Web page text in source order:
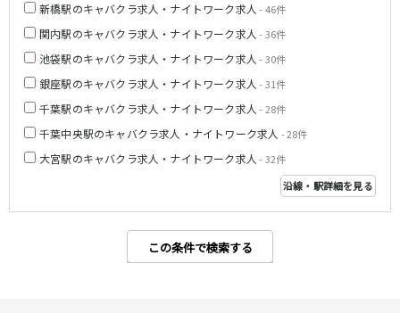
新橋駅のキャバクラ求人・ナイトワーク求人 - 46件
関内駅のキャバクラ求人・ナイトワーク求人 - 36件
池袋駅のキャバクラ求人・ナイトワーク求人 - 30件
銀座駅のキャバクラ求人・ナイトワーク求人 - 31件
千葉駅のキャバクラ求人・ナイトワーク求人 - 28件
千葉中央駅のキャバクラ求人・ナイトワーク求人 - 28件
大宮駅のキャバクラ求人・ナイトワーク求人 - 32件
沿線・駅詳細を見る
この条件で検索する
関内駅
横浜駅
伊勢佐木長者町駅
上大岡駅
蒔田駅
吉野町駅
みなとみらい線
日本大通り駅
新高島駅
みなとみらい駅